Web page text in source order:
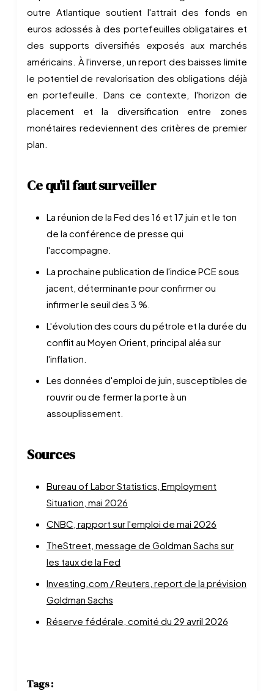
outre Atlantique soutient l'attrait des fonds en
euros adossés à des portefeuilles obligataires et
des supports diversifiés exposés aux marchés
américains. À l'inverse, un report des baisses limite
le potentiel de revalorisation des obligations déjà
en portefeuille. Dans ce contexte, l'horizon de
placement et la diversification entre zones
monétaires redeviennent des critères de premier
plan.
Ce qu'il faut surveiller
La réunion de la Fed des 16 et 17 juin et le ton
de la conférence de presse qui
l'accompagne.
La prochaine publication de l'indice PCE sous
jacent, déterminante pour confirmer ou
infirmer le seuil des 3 %.
L'évolution des cours du pétrole et la durée du
conflit au Moyen Orient, principal aléa sur
l'inflation.
Les données d'emploi de juin, susceptibles de
rouvrir ou de fermer la porte à un
assouplissement.
Sources
Bureau of Labor Statistics, Employment
Situation, mai 2026
CNBC, rapport sur l'emploi de mai 2026
TheStreet, message de Goldman Sachs sur
les taux de la Fed
Investing.com / Reuters, report de la prévision
Goldman Sachs
Réserve fédérale, comité du 29 avril 2026
Tags :